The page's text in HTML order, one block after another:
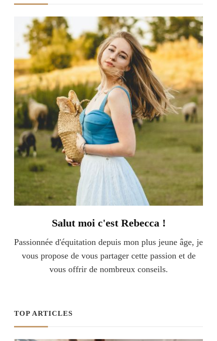
Salut moi c'est Rebecca !
Passionnée d'équitation depuis mon plus jeune âge, je
vous propose de vous partager cette passion et de
vous offrir de nombreux conseils.
TOP ARTICLES